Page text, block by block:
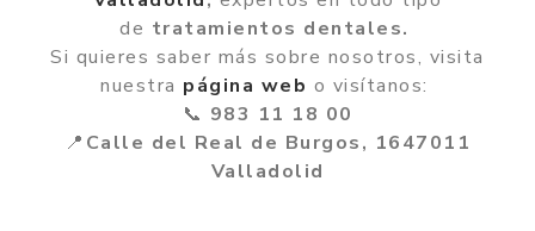
de tratamientos dentales.
Si quieres saber más sobre nosotros, visita
nuestra página web o visítanos:
📞 983 11 18 00
📍 Calle del Real de Burgos, 1647011
Valladolid